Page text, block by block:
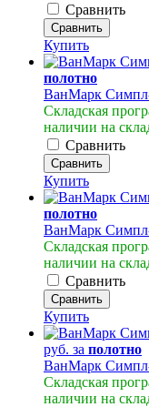
Сравнить
Сравнить
Купить
полотно
ВанМарк
Складская
наличии на
Сравнить
Сравнить
Купить
полотно
ВанМарк
Складская
наличии на
Сравнить
Сравнить
Купить
руб. за полотно
ВанМарк
Складская
наличии на